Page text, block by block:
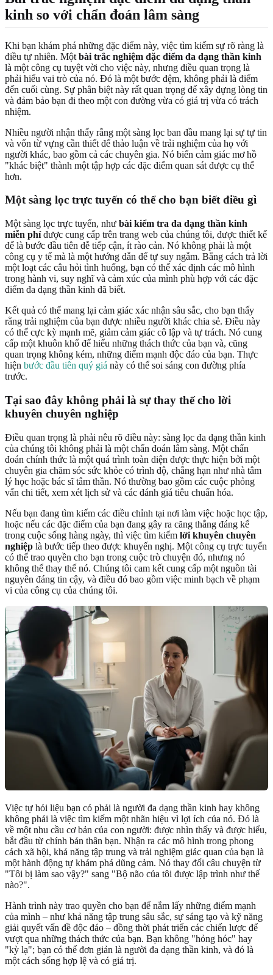
kinh so với chẩn đoán lâm sàng
Khi bạn khám phá những đặc điểm này, việc tìm kiếm sự rõ ràng là
điều tự nhiên. Một bài trắc nghiệm đặc điểm đa dạng thần kinh
là một công cụ tuyệt vời cho việc này, nhưng điều quan trọng là
phải hiểu vai trò của nó. Đó là một bước đệm, không phải là điểm
đến cuối cùng. Sự phân biệt này rất quan trọng để xây dựng lòng tin
và đảm bảo bạn đi theo một con đường vừa có giá trị vừa có trách
nhiệm.
Nhiều người nhận thấy rằng một sàng lọc ban đầu mang lại sự tự tin
và vốn từ vựng cần thiết để thảo luận về trải nghiệm của họ với
người khác, bao gồm cả các chuyên gia. Nó biến cảm giác mơ hồ
"khác biệt" thành một tập hợp các đặc điểm quan sát được cụ thể
hơn.
Một sàng lọc trực tuyến có thể cho bạn biết điều gì
Một sàng lọc trực tuyến, như bài kiểm tra đa dạng thần kinh
miễn phíđược cung cấp trên trang web của chúng tôi, được thiết kế
để là bước đầu tiên dễ tiếp cận, ít rào cản. Nó không phải là một
công cụ y tế mà là một hướng dẫn để tự suy ngẫm. Bằng cách trả lời
một loạt các câu hỏi tình huống, bạn có thể xác định các mô hình
trong hành vi, suy nghĩ và cảm xúc của mình phù hợp với các đặc
điểm đa dạng thần kinh đã biết.
Kết quả có thể mang lại cảm giác xác nhận sâu sắc, cho bạn thấy
rằng trải nghiệm của bạn được nhiều người khác chia sẻ. Điều này
có thể cực kỳ mạnh mẽ, giảm cảm giác cô lập và tự trách. Nó cung
cấp một khuôn khổ để hiểu những thách thức của bạn và, cũng
quan trọng không kém, những điểm mạnh độc đáo của bạn. Thực
hiện bước đầu tiên quý giá này có thể soi sáng con đường phía
trước.
Tại sao đây không phải là sự thay thế cho lời
khuyên chuyên nghiệp
Điều quan trọng là phải nêu rõ điều này: sàng lọc đa dạng thần kinh
của chúng tôi không phải là một chẩn đoán lâm sàng. Một chẩn
đoán chính thức là một quá trình toàn diện được thực hiện bởi một
chuyên gia chăm sóc sức khỏe có trình độ, chẳng hạn như nhà tâm
lý học hoặc bác sĩ tâm thần. Nó thường bao gồm các cuộc phỏng
vấn chi tiết, xem xét lịch sử và các đánh giá tiêu chuẩn hóa.
Nếu bạn đang tìm kiếm các điều chỉnh tại nơi làm việc hoặc học tập,
hoặc nếu các đặc điểm của bạn đang gây ra căng thẳng đáng kể
trong cuộc sống hàng ngày, thì việc tìm kiếm lời khuyên chuyên
nghiệp là bước tiếp theo được khuyến nghị. Một công cụ trực tuyến
có thể trao quyền cho bạn trong cuộc trò chuyện đó, nhưng nó
không thể thay thế nó. Chúng tôi cam kết cung cấp một nguồn tài
nguyên đáng tin cậy, và điều đó bao gồm việc minh bạch về phạm
vi của công cụ của chúng tôi.
Việc tự hỏi liệu bạn có phải là người đa dạng thần kinh hay không
không phải là việc tìm kiếm một nhãn hiệu vì lợi ích của nó. Đó là
về một nhu cầu cơ bản của con người: được nhìn thấy và được hiểu,
bắt đầu từ chính bản thân bạn. Nhận ra các mô hình trong phong
cách xã hội, khả năng tập trung và trải nghiệm giác quan của bạn là
một hành động tự khám phá dũng cảm. Nó thay đổi câu chuyện từ
"Tôi bị làm sao vậy?" sang "Bộ não của tôi được lập trình như thế
nào?".
Hành trình này trao quyền cho bạn để nắm lấy những điểm mạnh
của mình – như khả năng tập trung sâu sắc, sự sáng tạo và kỹ năng
giải quyết vấn đề độc đáo – đồng thời phát triển các chiến lược để
vượt qua những thách thức của bạn. Bạn không "hỏng hóc" hay
"kỳ lạ"; bạn có thể đơn giản là người đa dạng thần kinh, và đó là
một cách sống hợp lệ và có giá trị.